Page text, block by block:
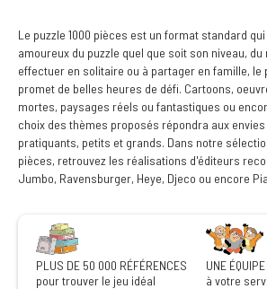
Le puzzle 1000 pièces est un format standard
amoureux du puzzle quel que soit son niveau, du
effectuer en solitaire ou à partager en famille, le
promet de belles heures de défi. Cartoons,
mortes, paysages réels ou fantastiques ou
choix des thèmes proposés répondra aux
pratiquants, petits et grands. Dans notre
pièces, retrouvez les réalisations d'éditeurs
Jumbo, Ravensburger, Heye, Djeco ou encore
PLUS DE 50 000 RÉFÉRENCES
pour trouver le jeu idéal
UNE
à votre